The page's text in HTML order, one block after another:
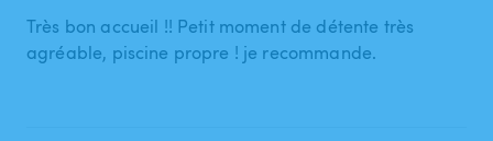
Très bon accueil !! Petit moment de détente très
agréable, piscine propre ! je recommande.